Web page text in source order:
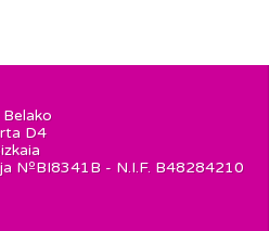
D4
NºBI8341B - N.I.F. B48284210